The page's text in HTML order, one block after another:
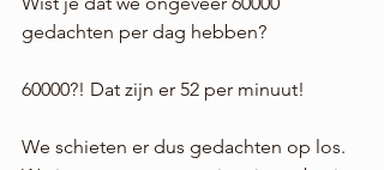
gedachten per dag hebben?
60000?! Dat zijn er 52 per minuut!
We schieten er dus gedachten op los.